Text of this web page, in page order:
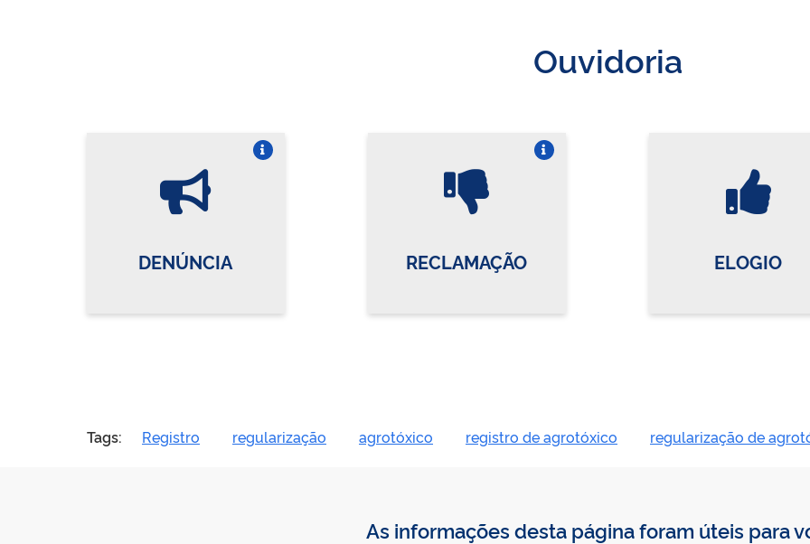
Ouvidoria
DENÚNCIA RECLAMAÇÃO ELOGIO
Tags: Registro regularização agrotóxico registro de agrotóxico regularização de
As informações desta página foram úteis para